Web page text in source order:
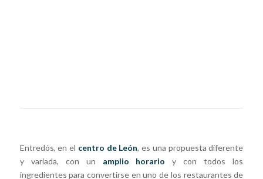
Entredós, en el centro de León, es una propuesta diferente
y variada, con un amplio horario y con todos los
ingredientes para convertirse en uno de los restaurantes de